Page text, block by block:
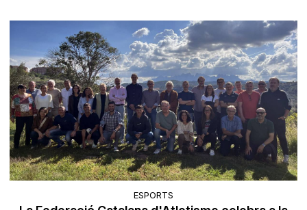
ESPORTS